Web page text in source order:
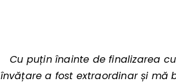
Cu puțin înainte de finalizarea
învățare a fost extraordinar și mă